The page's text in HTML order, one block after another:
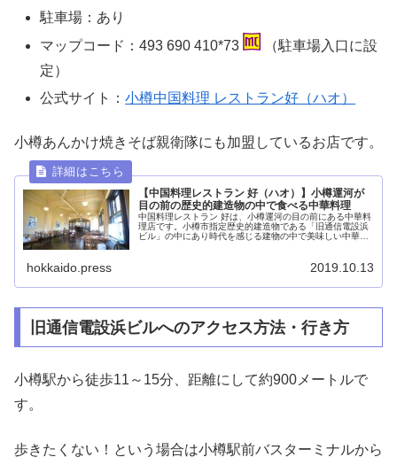
駐車場：あり
マップコード：493 690 410*73
（駐車場入口に設
定）
公式サイト：小樽中国料理 レストラン好（ハオ）
小樽あんかけ焼きそば親衛隊にも加盟しているお店です。
【中国料理レストラン 好（ハオ）】小樽運河が
目の前の歴史的建造物の中で食べる中華料理
中国料理レストラン 好は、小樽運河の目の前にある中華料
理店です。小樽市指定歴史的建造物である「旧通信電設浜
ビル」の中にあり時代を感じる建物の中で美味しい中華料
hokkaido.press 2019.10.13
旧通信電設浜ビルへのアクセス方法・行き方
小樽駅から徒歩11～15分、距離にして約900メートルで
す。
歩きたくない！という場合は小樽駅前バスターミナルから